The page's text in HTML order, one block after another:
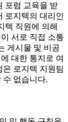
포럼 교육을 받
로지텍의 대리인
텍 직원에 의해
서로 직접 소통
게시물 및 비공
대한 통지로 여
로지텍 지원팀
수 없습니다.